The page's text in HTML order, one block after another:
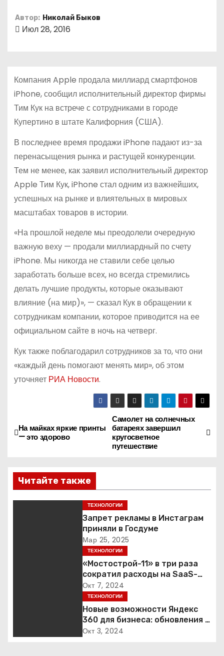
Автор: Николай Быков
Июл 28, 2016
Компания Apple продала миллиард смартфонов
iPhone, сообщил исполнительный директор фирмы
Тим Кук на встрече с сотрудниками в городе
Купертино в штате Калифорния (США).
В последнее время продажи iPhone падают из-за
перенасыщения рынка и растущей конкуренции.
Тем не менее, как заявил исполнительный директор
Apple Тим Кук, iPhone стал одним из важнейших,
успешных на рынке и влиятельных в мировых
масштабах товаров в истории.
«На прошлой неделе мы преодолели очередную
важную веху — продали миллиардный по счету
iPhone. Мы никогда не ставили себе целью
заработать больше всех, но всегда стремились
делать лучшие продукты, которые оказывают
влияние (на мир)», — сказал Кук в обращении к
сотрудникам компании, которое приводится на ее
официальном сайте в ночь на четверг.
Кук также поблагодарил сотрудников за то, что они
«каждый день помогают менять мир», об этом
уточняет РИА Новости.
Н
и
о
Самолет на солнечных
батареях завершил
кругосветное
путешествие
На майках яркие принты
— это здорово
Читайте также
ТЕХНОЛОГИИ
Запрет рекламы в Инстаграм
приняли в Госдуме
Мар 25, 2025
ТЕХНОЛОГИИ
«Мостострой-11» в три раза
сократил расходы на SaaS-
сервисы благодаря переходу
на Яндекс 360 для бизнеса
Окт 7, 2024
ТЕХНОЛОГИИ
Новые возможности Яндекс
360 для бизнеса: обновления и
функции продукта
Окт 3, 2024